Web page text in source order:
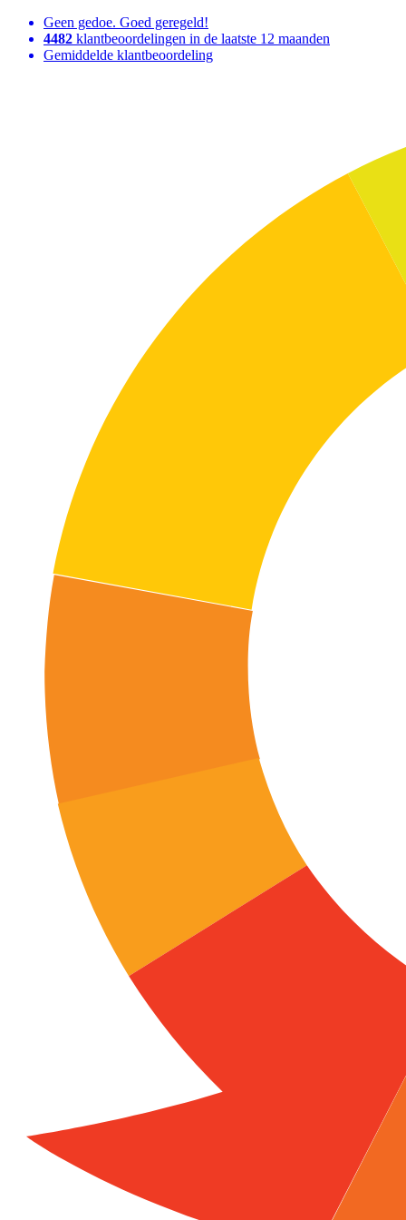
Geen gedoe. Goed geregeld!
4482 klantbeoordelingen in de laatste 12 maanden
Gemiddelde klantbeoordeling